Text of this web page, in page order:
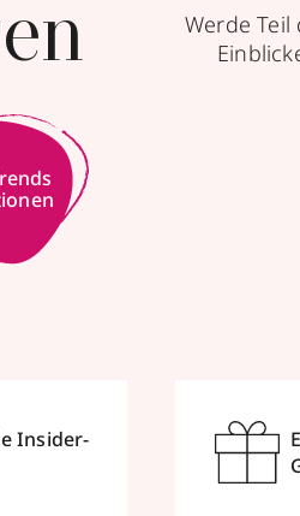
Werde
Insider-